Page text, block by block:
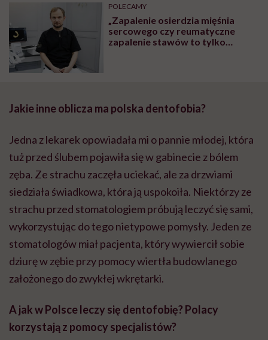
POLECAMY
„Zapalenie osierdzia mięśnia
sercowego czy reumatyczne
zapalenie stawów to tylko
Jakie inne oblicza ma polska dentofobia?
Jedna z lekarek opowiadała mi o pannie młodej, która
tuż przed ślubem pojawiła się w gabinecie z bólem
zęba. Ze strachu zaczęła uciekać, ale za drzwiami
siedziała świadkowa, która ją uspokoiła. Niektórzy ze
strachu przed stomatologiem próbują leczyć się sami,
wykorzystując do tego nietypowe pomysły. Jeden ze
stomatologów miał pacjenta, który wywiercił sobie
dziurę w zębie przy pomocy wiertła budowlanego
założonego do zwykłej wkrętarki.
A jak w Polsce leczy się dentofobię? Polacy
korzystają z pomocy specjalistów?